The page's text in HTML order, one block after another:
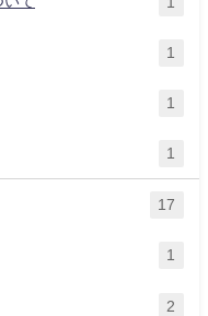
1
1
1
17
1
2